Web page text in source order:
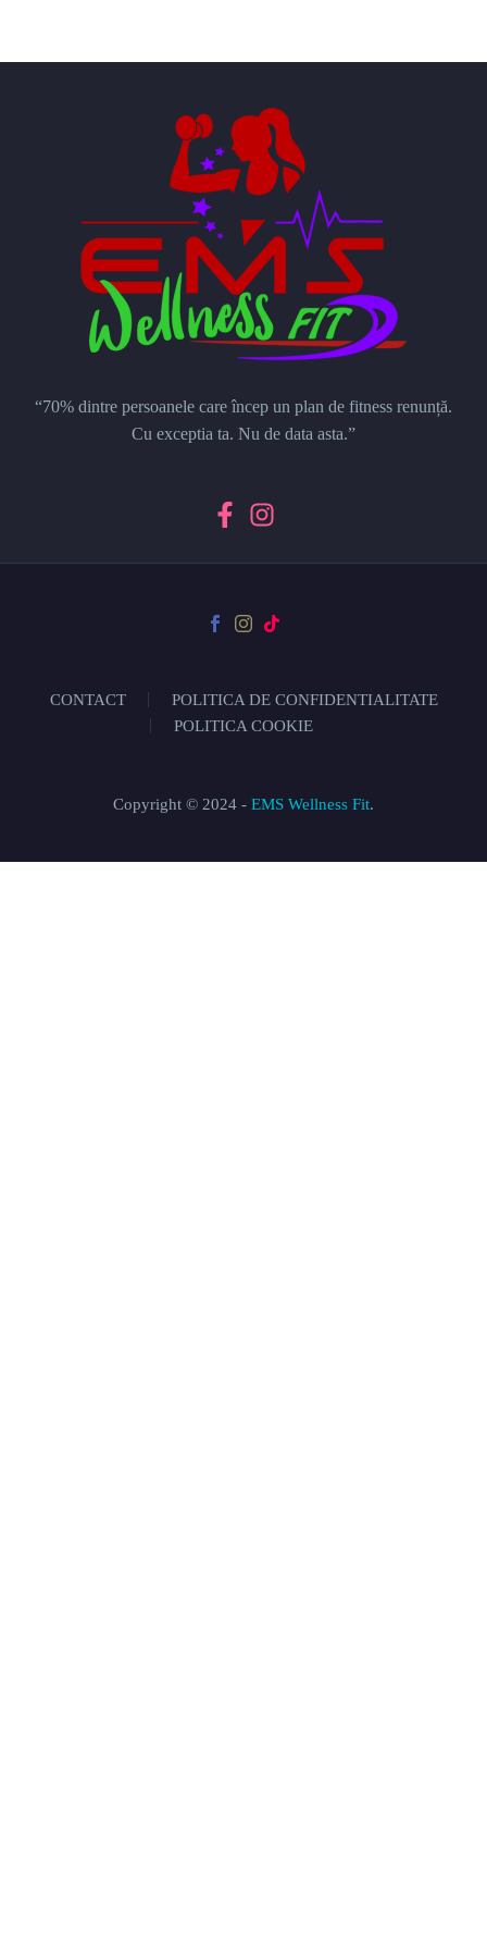
“70% dintre persoanele care încep un plan de fitness renunță.
Cu exceptia ta. Nu de data asta.”
CONTACT
POLITICA DE CONFIDENTIALITATE
POLITICA COOKIE
Copyright © 2024 - EMS Wellness Fit.